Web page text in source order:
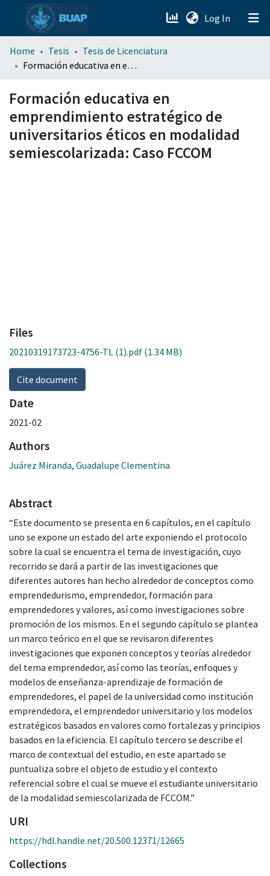
Log In (current)
menu.section.about_menu
Home Tesis
Tesis de Licenciatura
Formación educativa en emprendimiento estratégico de universitarios éticos en modalidad semiescolarizada: Caso FCCOM
Formación educativa en
emprendimiento estratégico de
universitarios éticos en modalidad
semiescolarizada: Caso FCCOM
Files
20210319173723-4756-TL (1).pdf (1.34 MB)
Cite document
Date
2021-02
Authors
Juárez Miranda, Guadalupe Clementina
Abstract
“Este documento se presenta en 6 capítulos, en el capítulo
uno se expone un estado del arte exponiendo el protocolo
sobre la cual se encuentra el tema de investigación, cuyo
recorrido se dará a partir de las investigaciones que
diferentes autores han hecho alrededor de conceptos como
emprendedurismo, emprendedor, formación para
emprendedores y valores, así como investigaciones sobre
promoción de los mismos. En el segundo capítulo se plantea
un marco teórico en el que se revisaron diferentes
investigaciones que exponen conceptos y teorías alrededor
del tema emprendedor, así como las teorías, enfoques y
modelos de enseñanza-aprendizaje de formación de
emprendedores, el papel de la universidad como institución
emprendedora, el emprendedor universitario y los modelos
estratégicos basados en valores como fortalezas y principios
basados en la eficiencia. El capítulo tercero se describe el
marco de contextual del estudio, en este apartado se
puntualiza sobre el objeto de estudio y el contexto
referencial sobre el cual se mueve el estudiante universitario
de la modalidad semiescolarizada de FCCOM.”
URI
https://hdl.handle.net/20.500.12371/12665
Collections